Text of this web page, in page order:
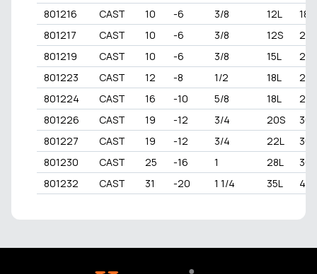
801216
CAST 10 -6 3/8 12L
801217
CAST 10 -6 3/8 12S
801219
CAST 10 -6 3/8 15L
801223
CAST 12 -8 1/2 18L
801224
CAST 16 -10 5/8 18L
801226
CAST 19 -12 3/4 20S
801227
CAST 19 -12 3/4 22L
801230
CAST 25 -16 1 28L
801232
CAST 31 -20 1 1/4 35L